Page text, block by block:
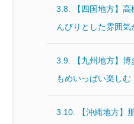
3.8.
【四国地方】
んびりとした雰囲気
3.9.
【九州地方】
もめいっぱい楽しむ
3.10.
【沖縄地方】